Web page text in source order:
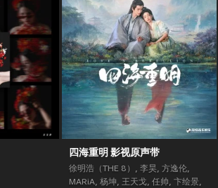
四海重明 影视原声带
徐明浩（THE 8） , 李昊, 方逸伦,
MARiA, 杨坤, 王天戈, 任帅, 卞绘景,